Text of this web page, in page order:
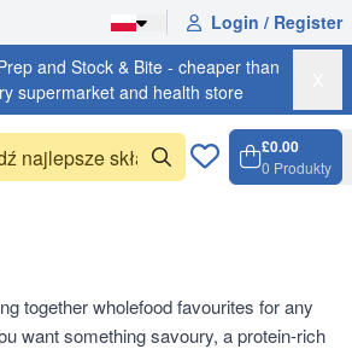
Login / Register
and Stock & Bite - cheaper than
supermarket and health store
£0.00
0 Produkty
together wholefood favourites for any
want something savoury, a protein-rich